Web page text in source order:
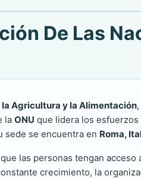
De Las
Agricultura y la Alimentación
la ONU que lidera los
sede se encuentra en Roma,
las personas tengan
crecimiento, la